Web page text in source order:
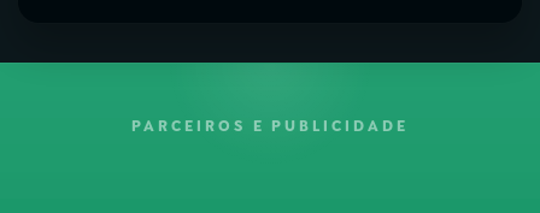
PARCEIROS E PUBLICIDADE